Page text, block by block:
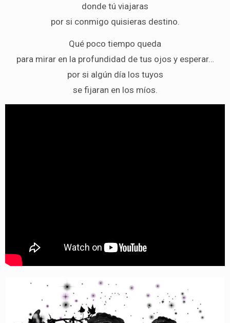
donde tú viajaras
por si conmigo quisieras destino.
Qué poco tiempo queda
para mirar en la profundidad de tus ojos y esperar…
por si algún día los tuyos
se fijaran en los míos.